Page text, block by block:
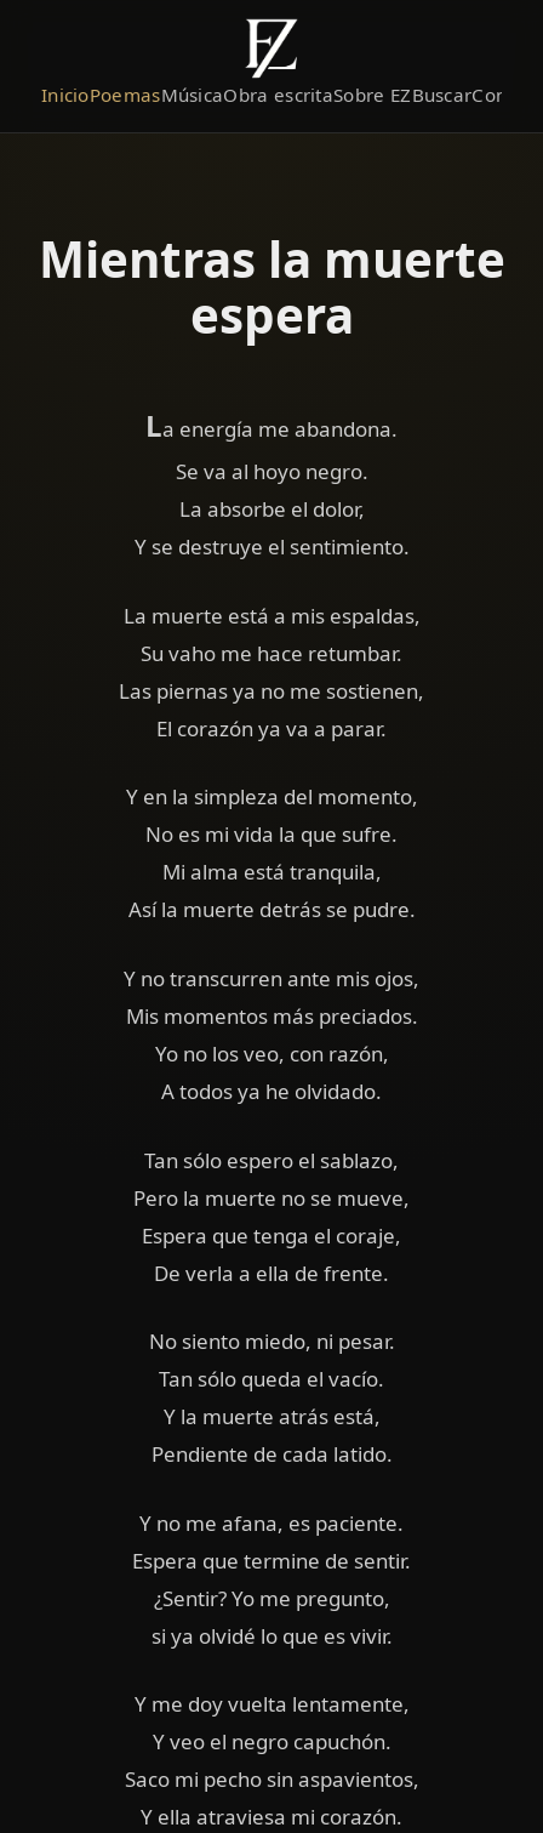
InicioPoemasMúsicaObra escritaSobre EZBuscar
Mientras la muerte
espera
La energía me abandona.
Se va al hoyo negro.
La absorbe el dolor,
Y se destruye el sentimiento.
La muerte está a mis espaldas,
Su vaho me hace retumbar.
Las piernas ya no me sostienen,
El corazón ya va a parar.
Y en la simpleza del momento,
No es mi vida la que sufre.
Mi alma está tranquila,
Así la muerte detrás se pudre.
Y no transcurren ante mis ojos,
Mis momentos más preciados.
Yo no los veo, con razón,
A todos ya he olvidado.
Tan sólo espero el sablazo,
Pero la muerte no se mueve,
Espera que tenga el coraje,
De verla a ella de frente.
No siento miedo, ni pesar.
Tan sólo queda el vacío.
Y la muerte atrás está,
Pendiente de cada latido.
Y no me afana, es paciente.
Espera que termine de sentir.
¿Sentir? Yo me pregunto,
si ya olvidé lo que es vivir.
Y me doy vuelta lentamente,
Y veo el negro capuchón.
Saco mi pecho sin aspavientos,
Y ella atraviesa mi corazón.